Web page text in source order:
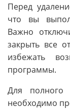
Перед
что вы
Важно
закрыть все
избежать
программы.
Для полного
необходимо